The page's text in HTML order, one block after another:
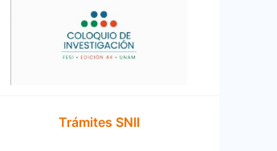
Trámites SNII